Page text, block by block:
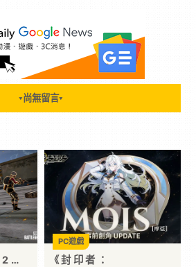
▼ 尚無留言▼
《封印者：
PC遊戲